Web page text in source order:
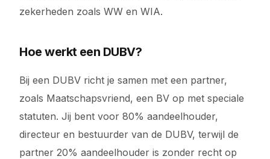
zekerheden zoals WW en WIA.
Hoe werkt een DUBV?
Bij een DUBV richt je samen met een partner,
zoals Maatschapsvriend, een BV op met speciale
statuten. Jij bent voor 80% aandeelhouder,
directeur en bestuurder van de DUBV, terwijl de
partner 20% aandeelhouder is zonder recht op